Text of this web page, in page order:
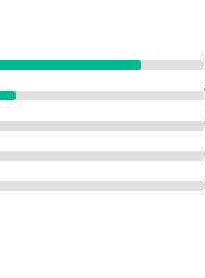
Shot Specialist 2.43m